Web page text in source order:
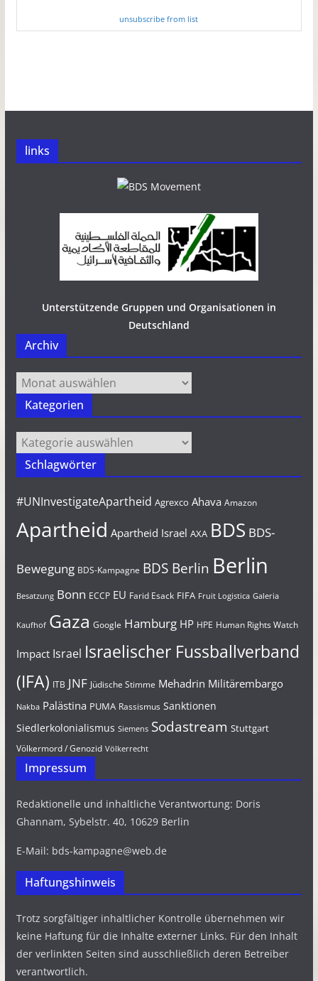
unsubscribe from list
links
Unterstützende Gruppen und Organisationen in
Deutschland
Archiv
Archiv
Kategorien
Kategorien
Schlagwörter
#UNInvestigateApartheid Agrexco Ahava Amazon
Apartheid Apartheid Israel AXA BDS BDS-
Bewegung BDS-Kampagne BDS Berlin Berlin
Besatzung Bonn ECCP EU Farid Esack FIFA Fruit Logistica Galeria
Kaufhof Gaza Google Hamburg HP HPE Human Rights Watch
Impact Israel Israelischer Fussballverband
(IFA) ITB JNF Jüdische Stimme Mehadrin Militärembargo
Nakba Palästina PUMA Rassismus Sanktionen
Siedlerkolonialismus Siemens Sodastream Stuttgart
Völkermord / Genozid Völkerrecht
Impressum
Redaktionelle und inhaltliche Verantwortung: Doris
Ghannam, Sybelstr. 40, 10629 Berlin
E-Mail: bds-kampagne@web.de
Haftungshinweis
Trotz sorgfältiger inhaltlicher Kontrolle übernehmen wir
keine Haftung für die Inhalte externer Links. Für den Inhalt
der verlinkten Seiten sind ausschließlich deren Betreiber
verantwortlich.